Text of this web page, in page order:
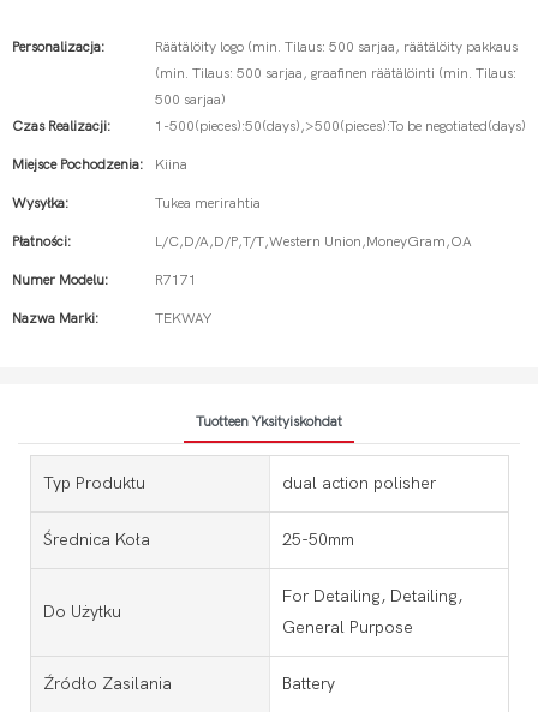
Personalizacja:
Räätälöity logo (min. Tilaus: 500 sarjaa, räätälöity pakkaus
(min. Tilaus: 500 sarjaa, graafinen räätälöinti (min. Tilaus:
500 sarjaa)
Czas Realizacji:
1-500(pieces):50(days),>500(pieces):To be negotiated(days)
Miejsce Pochodzenia: Kiina
Wysyłka: Tukea merirahtia
Płatności: L/C,D/A,D/P,T/T,Western Union,MoneyGram,OA
Numer Modelu: R7171
Nazwa Marki: TEKWAY
Tuotteen Yksityiskohdat
Typ Produktu dual action polisher
Średnica Koła 25-50mm
Do Użytku
For Detailing, Detailing,
General Purpose
Źródło Zasilania Battery